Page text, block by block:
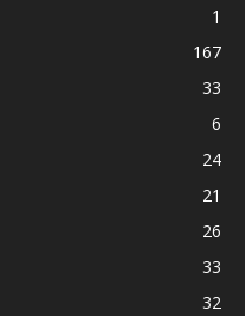
1
167
33
6
24
21
26
33
32